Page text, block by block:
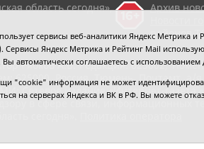
область сегодня»,
Архив
районов
Рябков А.В. Редакция: 625002,
625000, Россия, Тюмень, Почтамт, а/
Сетевое издание «Интернет-
в сфере связи, информационных
сегодня».
сервисы веб-аналитики Яндекс
Сервисы Яндекс Метрика и Рейтинг Mail
Вы автоматически соглашаетесь с
"cookie" информация не может
на серверах Яндекса и ВК в РФ. Вы можете